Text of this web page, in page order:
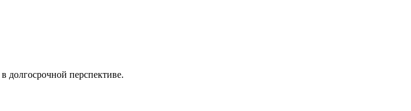
долгосрочной перспективе.